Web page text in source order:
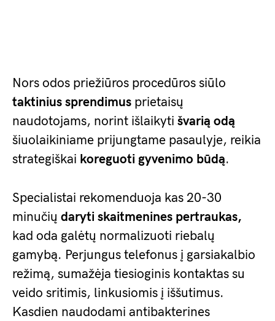
Nors odos priežiūros procedūros siūlo
taktinius sprendimus prietaisų
naudotojams, norint išlaikyti švarią odą
šiuolaikiniame prijungtame pasaulyje, reikia
strategiškai koreguoti gyvenimo būdą.
Specialistai rekomenduoja kas 20-30
minučių daryti skaitmenines pertraukas,
kad oda galėtų normalizuoti riebalų
gamybą. Perjungus telefonus į garsiakalbio
režimą, sumažėja tiesioginis kontaktas su
veido sritimis, linkusiomis į iššutimus.
Kasdien naudodami antibakterines